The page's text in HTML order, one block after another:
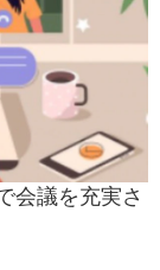
会議を充実さ